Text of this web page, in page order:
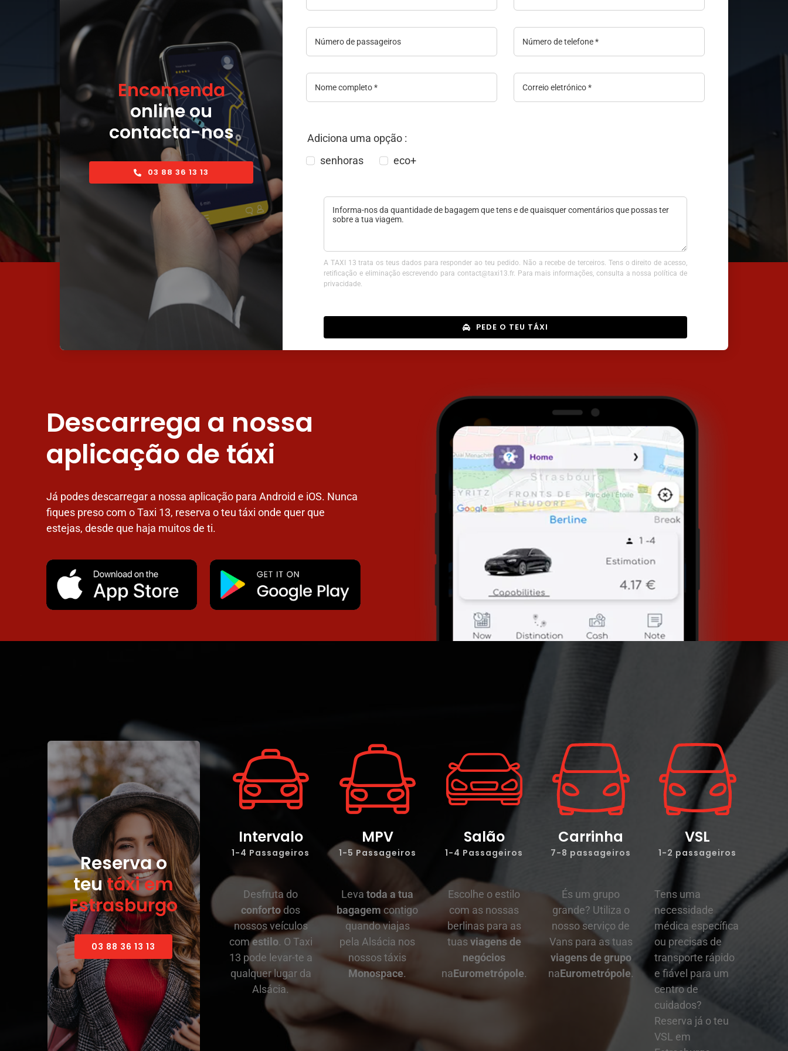
Encomenda
online ou
contacta-nos
03 88 36 13 13
Adiciona uma opção :
senhoras
eco+
A TAXI 13 trata os teus dados para responder ao teu pedido. Não a recebe de terceiros. Tens o direito de acesso,
retificação e eliminação escrevendo para contact@taxi13.fr. Para mais informações, consulta a nossa política de
privacidade.
PEDE O TEU TÁXI
Descarrega a nossa
aplicação de táxi
Já podes descarregar a nossa aplicação para Android e iOS. Nunca
fiques preso com o Taxi 13, reserva o teu táxi onde quer que
estejas, desde que haja muitos de ti.
Reserva o
teutáxi em
Estrasburgo
03 88 36 13 13
Intervalo
1-4 Passageiros
Desfruta do
confortodos
nossos veículos
comestilo. O Taxi
13 pode levar-te a
qualquer lugar da
Alsácia.
MPV
1-5 Passageiros
Levatoda a tua
bagagem contigo
quando viajas
pela Alsácia nos
nossos táxis
Monospace.
Salão
1-4 Passageiros
Escolhe o estilo
com as nossas
berlinas para as
tuasviagens de
negócios
naEurometrópole.
Carrinha
7-8 passageiros
És um grupo
grande? Utiliza o
nosso serviço de
Vans para as tuas
viagens de grupo
naEurometrópole.
VSL
1-2 passageiros
Tens uma
necessidade
médica específica
ou precisas de
transporte rápido
e fiável para um
centro de
cuidados?
Reserva já o teu
VSL em